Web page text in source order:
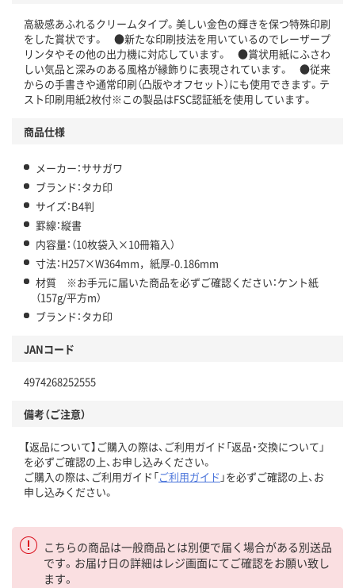
高級感あふれるクリームタイプ。美しい金色の輝きを保つ特殊印刷
をした賞状です。 ●新たな印刷技法を用いているのでレーザープ
リンタやその他の出力機に対応しています。 ●賞状用紙にふさわ
しい気品と深みのある風格が縁飾りに表現されています。 ●従来
からの手書きや通常印刷（凸版やオフセット）にも使用できます。テ
スト印刷用紙2枚付※この製品はFSC認証紙を使用しています。
商品仕様
メーカー：ササガワ
ブランド：タカ印
サイズ：B4判
罫線：縦書
内容量：（10枚袋入×10冊箱入）
寸法：H257×W364mm，紙厚-0.186mm
材質 ※お手元に届いた商品を必ずご確認ください：ケント紙
（157g/平方m）
ブランド：タカ印
JANコード
4974268252555
備考（ご注意）
【返品について】ご購入の際は、ご利用ガイド「返品・交換について」
を必ずご確認の上、お申し込みください。
ご購入の際は、ご利用ガイド「ご利用ガイド 」を必ずご確認の上、お
申し込みください。
こちらの商品は一般商品とは別便で届く場合がある別送品
です。お届け日の詳細はレジ画面にてご確認をお願い致し
ます。